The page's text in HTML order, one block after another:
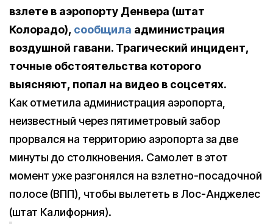
взлете в аэропорту Денвера (штат
Колорадо), сообщила администрация
воздушной гавани. Трагический инцидент,
точные обстоятельства которого
выясняют, попал на видео в соцсетях.
Как отметила администрация аэропорта,
неизвестный через пятиметровый забор
прорвался на территорию аэропорта за две
минуты до столкновения. Самолет в этот
момент уже разгонялся на взлетно-посадочной
полосе (ВПП), чтобы вылететь в Лос-Анджелес
(штат Калифорния).